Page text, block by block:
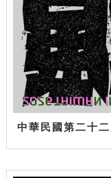
中華民國第二十